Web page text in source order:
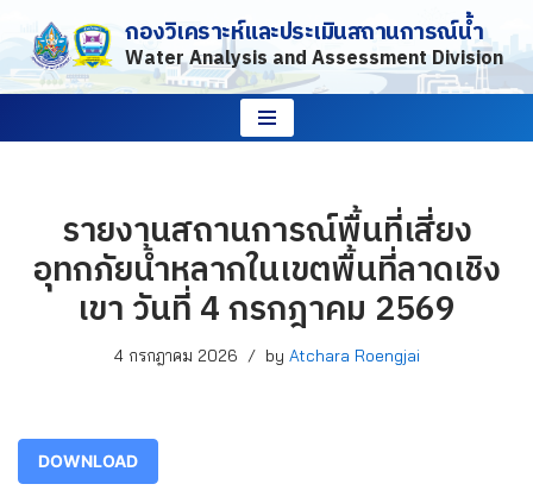
Skip
to
กองวิเคราะห์และประเมินสถานการณ์น้ำ
Water Analysis and Assessment Division
รายงานสถานการณ์พื้นที่เสี่ยง
อุทกภัยน้ำหลากในเขตพื้นที่ลาดเชิง
เขา วันที่ 4 กรกฎาคม 2569
4 กรกฎาคม 2026 by Atchara Roengjai
DOWNLOAD